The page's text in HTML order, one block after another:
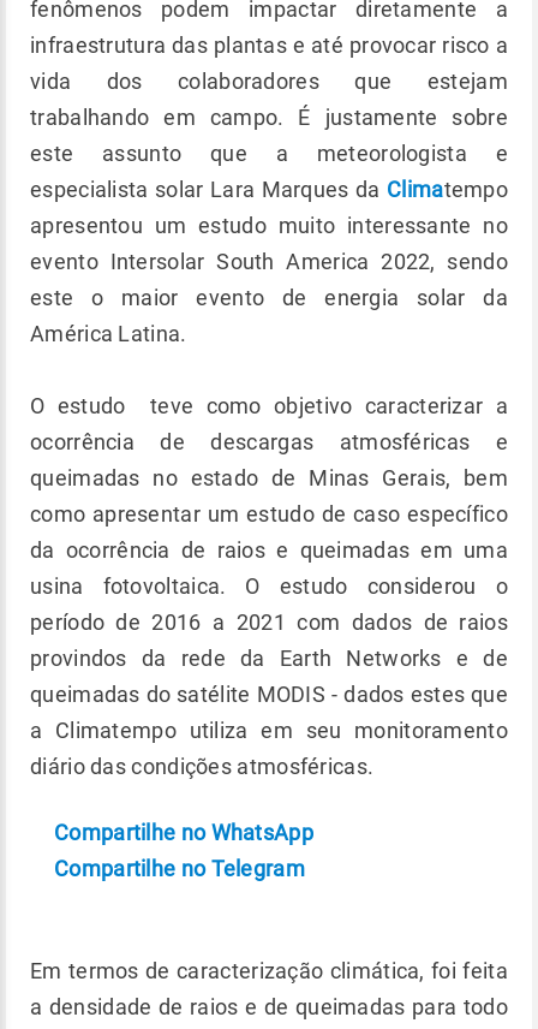
fenômenos podem impactar diretamente a
infraestrutura das plantas e até provocar risco a
vida dos colaboradores que estejam
trabalhando em campo. É justamente sobre
este assunto que a meteorologista e
especialista solar Lara Marques da Climatempo
apresentou um estudo muito interessante no
evento Intersolar South America 2022, sendo
este o maior evento de energia solar da
América Latina.
O estudo teve como objetivo caracterizar a
ocorrência de descargas atmosféricas e
queimadas no estado de Minas Gerais, bem
como apresentar um estudo de caso específico
da ocorrência de raios e queimadas em uma
usina fotovoltaica. O estudo considerou o
período de 2016 a 2021 com dados de raios
provindos da rede da Earth Networks e de
queimadas do satélite MODIS - dados estes que
a Climatempo utiliza em seu monitoramento
diário das condições atmosféricas.
Compartilhe no WhatsApp
Compartilhe no Telegram
Em termos de caracterização climática, foi feita
a densidade de raios e de queimadas para todo